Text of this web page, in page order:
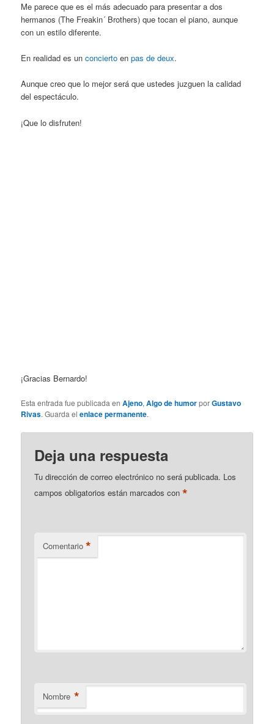
Me parece que es el más adecuado para presentar a dos
hermanos (The Freakin´ Brothers) que tocan el piano, aunque
con un estilo diferente.
En realidad es unconcierto enpas de deux.
Aunque creo que lo mejor será que ustedes juzguen la calidad
del espectáculo.
¡Que lo disfruten!
¡Gracias Bernardo!
Esta entrada fue publicada enAjeno,Algo de humorporGustavo
Rivas. Guarda elenlace permanente.
Deja una respuesta
Tu dirección de correo electrónico no será publicada. Los
campos obligatorios están marcados con*
Comentario *
Nombre *